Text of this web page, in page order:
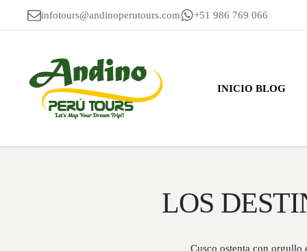
infotours@andinoperutours.com +51 986 769 066
INICIO BLOG
LOS
Cusco ostenta con